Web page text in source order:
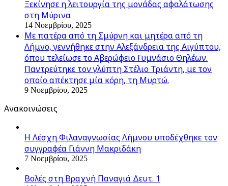
Ξεκίνησε η λειτουργία της μονάδας αφαλάτωσης
στη Μύρινα
14 Νοεμβρίου, 2025
Με πατέρα από τη Σμύρνη και μητέρα από τη
Λήμνο, γεννήθηκε στην Αλεξάνδρεια της Αιγύπτου,
όπου τελείωσε το Αβερώφειο Γυμνάσιο Θηλέων.
Παντρεύτηκε τον γλύπτη Στέλιο Τριάντη, με τον
οποίο απέκτησε μία κόρη, τη Μυρτώ.
9 Νοεμβρίου, 2025
Ανακοινώσεις
Η Λέσχη Φιλαναγνωσίας Λήμνου υποδέχθηκε τον
συγγραφέα Γιάννη Μακριδάκη
7 Νοεμβρίου, 2025
Βολές στη Βραχνή Παναγιά Δευτ. 1